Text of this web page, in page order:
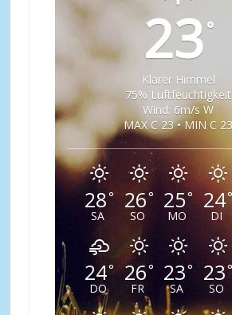
23°
Klarer Himmel
75% Luftfeuchtigkeit
Wind: 6m/s W
MAX C 23 • MIN C
28°
SA
26°
SO
25°
MO
24°
DI
24°
DO
26°
FR
23°
SA
23°
SO